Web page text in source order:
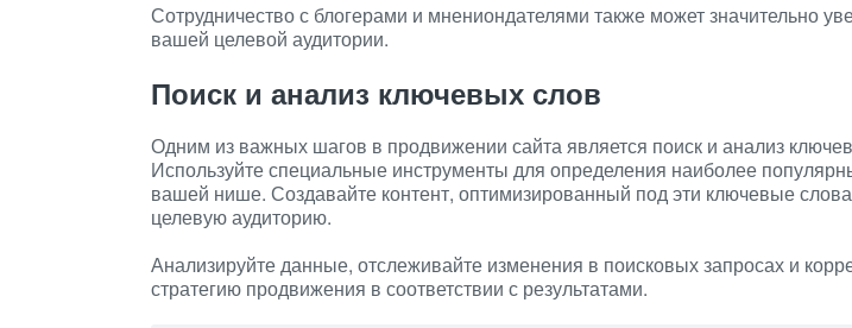
Сотрудничество с блогерами и мнениондателями также может значительно
вашей целевой аудитории.
Поиск и анализ ключевых слов
Одним из важных шагов в продвижении сайта является поиск и анализ
Используйте специальные инструменты для определения наиболее
вашей нише. Создавайте контент, оптимизированный под эти ключевые
целевую аудиторию.
Анализируйте данные, отслеживайте изменения в поисковых запросах и
стратегию продвижения в соответствии с результатами.